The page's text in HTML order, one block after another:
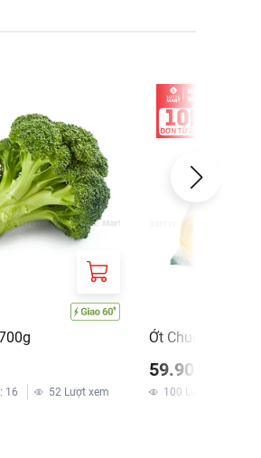
: 16 52 Lượt xem
Ớt Chuông 365
59.900 ₫
100 Lượt xem